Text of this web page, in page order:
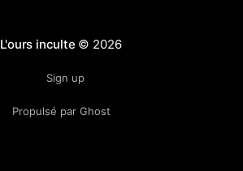
L'ours inculte © 2026
Sign up
Propulsé par Ghost